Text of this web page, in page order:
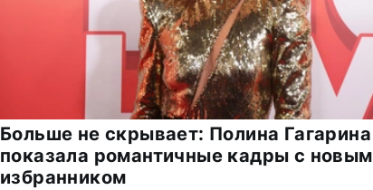
Больше не скрывает: Полина Гагарина
показала романтичные кадры с новым
избранником